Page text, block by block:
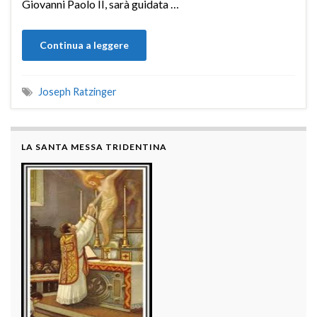
Giovanni Paolo II, sarà guidata …
Continua a leggere
Joseph Ratzinger
LA SANTA MESSA TRIDENTINA